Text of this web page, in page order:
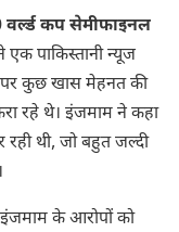
वर्ल्ड कप सेमीफाइनल
पाकिस्तानी न्यूज
पर कुछ खास मेहनत की
रहे थे। इंजमाम ने कहा
थी, जो बहुत जल्दी
इंजमाम के आरोपों को